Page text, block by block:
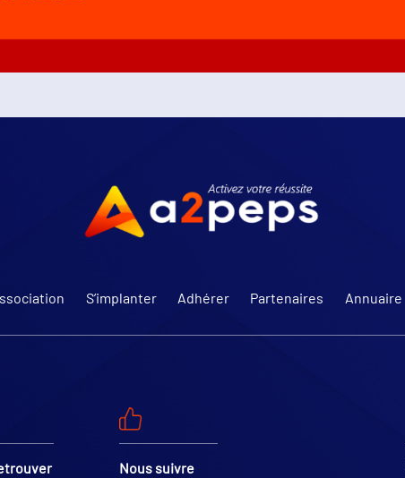
S’implanter Adhérer Partenaires Annuaire
Nous suivre